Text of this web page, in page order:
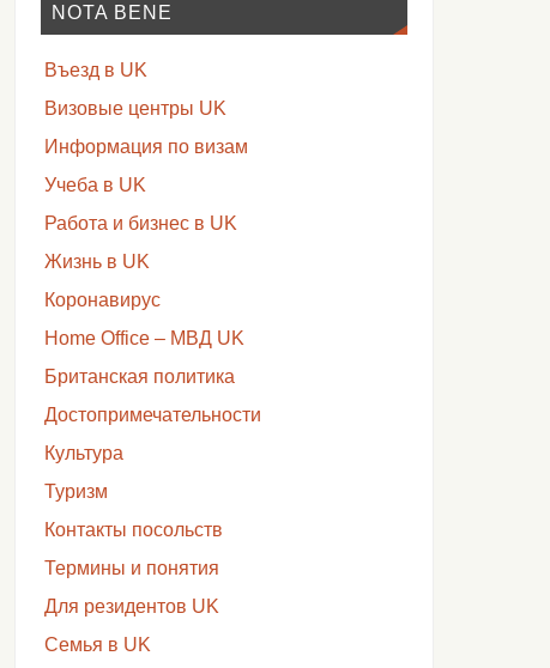
NOTA BENE
Въезд в UK
Визовые центры UK
Информация по визам
Учеба в UK
Работа и бизнес в UK
Жизнь в UK
Коронавирус
Home Office – МВД UK
Британская политика
Достопримечательности
Культура
Туризм
Контакты посольств
Термины и понятия
Для резидентов UK
Семья в UK